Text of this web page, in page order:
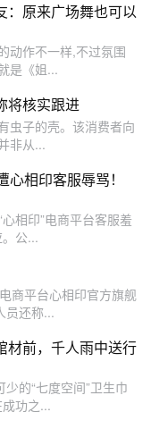
：原来广场舞也可以
动作不一样,不过氛围
是《姐...
将核实跟进
虫子的壳。该消费者向
非从...
相印客服辱骂！
相印”电商平台客服羞
公...
商平台心相印官方旗舰
员还称...
材前，千人雨中送行
的“七度空间”卫生巾
功之...